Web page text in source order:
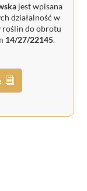
jest wpisana
działalność w
roślin do obrotu
14/27/22145.